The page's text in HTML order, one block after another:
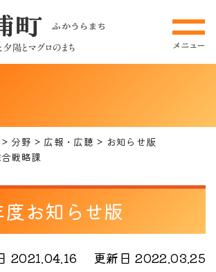
分野 広報・広聴
お知らせ版
戦略課
お知らせ版
2021.04.16 更新日 2022.03.25